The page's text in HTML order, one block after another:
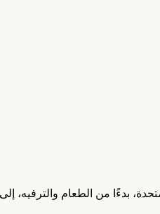
بدءًا من الطعام والترفيه،